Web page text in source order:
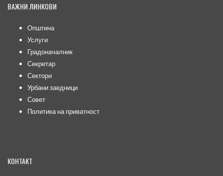
ВАЖНИ ЛИНКОВИ
Општина
Услуги
Градоначалник
Секретар
Сектори
Урбани заедници
Совет
Политика на приватност
КОНТАКТ